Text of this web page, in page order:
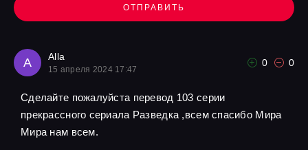
ОТПРАВИТЬ
A Alla
15 апреля 2024 17:47
0 0
Сделайте пожалуйста перевод 103 серии
прекрассного сериала Разведка ,всем спасибо Мира
Мира нам всем.